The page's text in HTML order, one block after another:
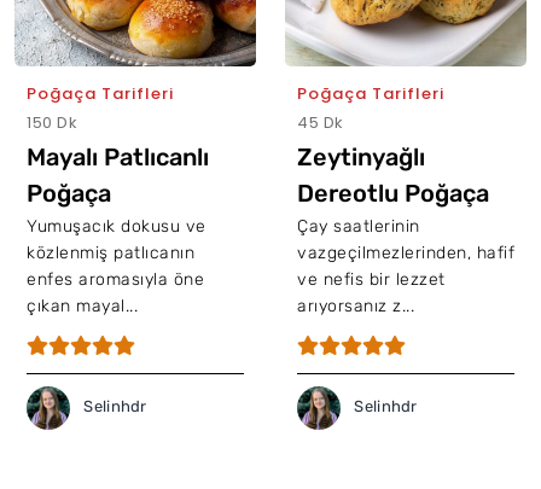
Poğaça Tarifleri
150 Dk
Mayalı Patlıcanlı
Poğaça
Yumuşacık dokusu ve
közlenmiş patlıcanın
enfes aromasıyla öne
çıkan mayal...
Selinhdr
Poğaça Tarifleri
45 Dk
Zeytinyağlı
Dereotlu Poğaça
Çay saatlerinin
vazgeçilmezlerinden, hafif
ve nefis bir lezzet
arıyorsanız z...
Selinhdr